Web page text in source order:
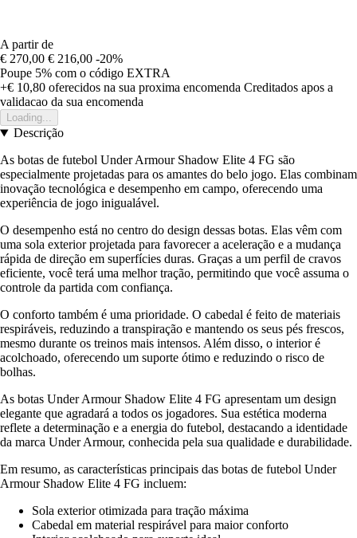
A partir de
€ 270,00 € 216,00 -20%
Poupe 5% com o código EXTRA
+€ 10,80 oferecidos na sua proxima encomenda Creditados apos a
validacao da sua encomenda
Loading...
Descrição
As botas de futebol Under Armour Shadow Elite 4 FG são
especialmente projetadas para os amantes do belo jogo. Elas combinam
inovação tecnológica e desempenho em campo, oferecendo uma
experiência de jogo inigualável.
O desempenho está no centro do design dessas botas. Elas vêm com
uma sola exterior projetada para favorecer a aceleração e a mudança
rápida de direção em superfícies duras. Graças a um perfil de cravos
eficiente, você terá uma melhor tração, permitindo que você assuma o
controle da partida com confiança.
O conforto também é uma prioridade. O cabedal é feito de materiais
respiráveis, reduzindo a transpiração e mantendo os seus pés frescos,
mesmo durante os treinos mais intensos. Além disso, o interior é
acolchoado, oferecendo um suporte ótimo e reduzindo o risco de
bolhas.
As botas Under Armour Shadow Elite 4 FG apresentam um design
elegante que agradará a todos os jogadores. Sua estética moderna
reflete a determinação e a energia do futebol, destacando a identidade
da marca Under Armour, conhecida pela sua qualidade e durabilidade.
Em resumo, as características principais das botas de futebol Under
Armour Shadow Elite 4 FG incluem:
Sola exterior otimizada para tração máxima
Cabedal em material respirável para maior conforto